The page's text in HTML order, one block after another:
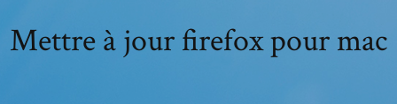
Mettre à jour firefox pour mac